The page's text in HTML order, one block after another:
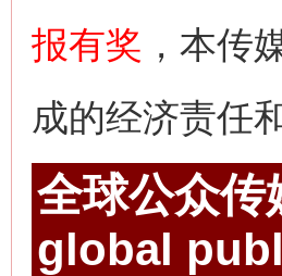
报有奖 ，本传
成的经济责任
全球公众传
global